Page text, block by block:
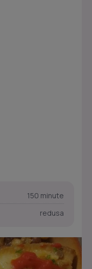
150 minute
redusa